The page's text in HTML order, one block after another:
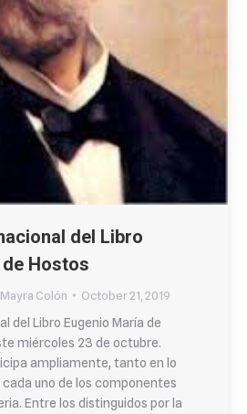
del Libro
Hostos
Mayra Colón
October 21, 2019
del Libro Eugenio María de
miércoles 23 de octubre.
ampliamente, tanto en lo
uno de los componentes
Entre los distinguidos por la